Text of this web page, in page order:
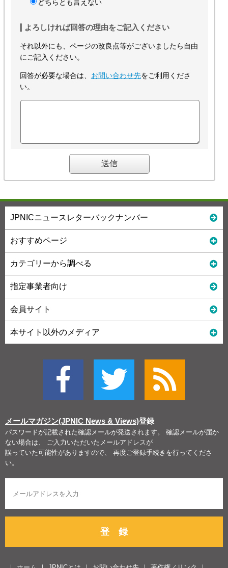
どちらとも言えない
よろしければ回答の理由をご記入ください
それ以外にも、ページの改良点等がございましたら自由
にご記入ください。
回答が必要な場合は、 お問い合わせ先をご利用くださ
い。
JPNICニュースレターバックナンバー
おすすめページ
カテゴリーから調べる
指定事業者向け
会員サイト
本サイト以外のメディア
メールマガジン(JPNIC News & Views)登録
パスワードが記載された確認メールが発送されます。 確認メールが届か
ない場合は、 ご入力いただいたメールアドレスが
誤っていた可能性がありますので、 再度ご登録手続きを行ってくださ
い。
登 録